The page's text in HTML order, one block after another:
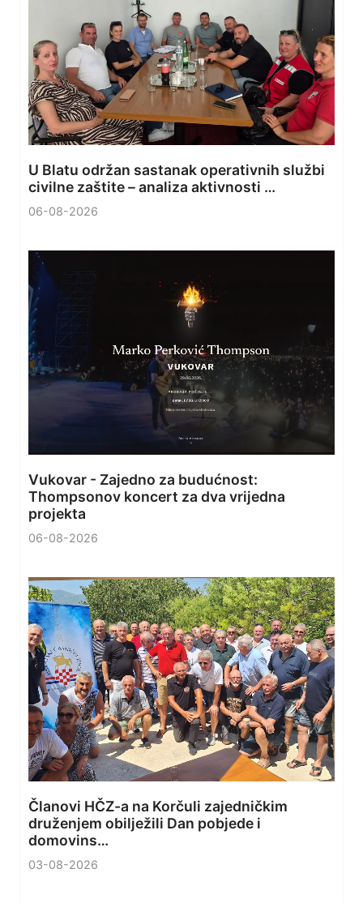
U Blatu održan sastanak operativnih službi
civilne zaštite – analiza aktivnosti …
06-08-2026
Vukovar - Zajedno za budućnost:
Thompsonov koncert za dva vrijedna
projekta
06-08-2026
Članovi HČZ-a na Korčuli zajedničkim
druženjem obilježili Dan pobjede i
domovins…
03-08-2026